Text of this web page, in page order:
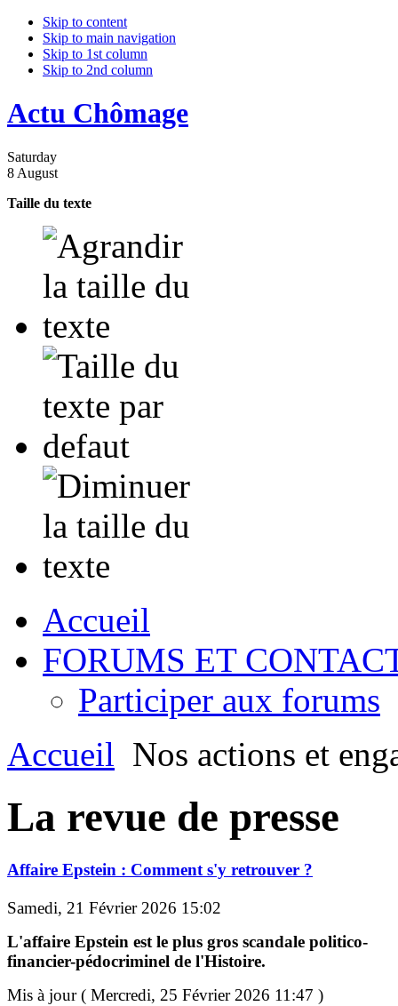
Skip to content
Skip to main navigation
Skip to 1st column
Skip to 2nd column
Actu Chômage
Saturday
8 August
Taille du texte
Accueil
FORUMS ET
Participer aux forums
Accueil Nos actions et
La revue de presse
Affaire Epstein : Comment s'y retrouver ?
Samedi, 21 Février 2026 15:02
L'affaire Epstein est le plus gros scandale politico-
financier-pédocriminel de l'Histoire.
Mis à jour ( Mercredi, 25 Février 2026 11:47 )